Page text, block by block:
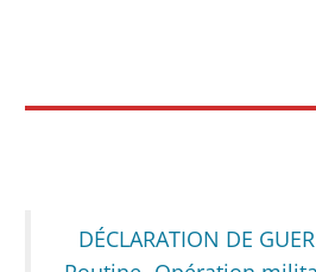
DÉCLARATION DE